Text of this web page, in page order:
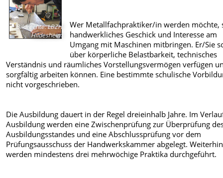
Bildrechte:LBZH
Hildesheim
Wer Metallfachpraktiker/in werden möchte,
handwerkliches Geschick und Interesse am
Umgang mit Maschinen mitbringen. Er/Sie
über körperliche Belastbarkeit, technisches
Verständnis und räumliches Vorstellungsvermögen verfügen
sorgfältig arbeiten können. Eine bestimmte schulische
nicht vorgeschrieben.
Die Ausbildung dauert in der Regel dreieinhalb Jahre. Im
Ausbildung werden eine Zwischenprüfung zur Überprüfung
Ausbildungsstandes und eine Abschlussprüfung vor dem
Prüfungsausschuss der Handwerkskammer abgelegt. Weiterhin
werden mindestens drei mehrwöchige Praktika durchgeführt.